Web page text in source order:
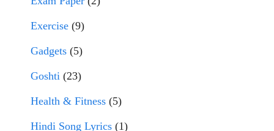
Exercise (9)
Gadgets (5)
Goshti (23)
Health & Fitness (5)
Hindi Song Lyrics (1)